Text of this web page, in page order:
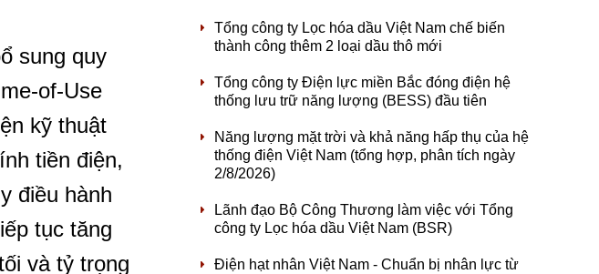
sung quy
of-Use
kỹ thuật
tiền điện,
điều hành
tục tăng
và tỷ trọng
Tổng công ty Lọc hóa dầu Việt Nam chế biến
thành công thêm 2 loại dầu thô mới
Tổng công ty Điện lực miền Bắc đóng điện hệ
thống lưu trữ năng lượng (BESS) đầu tiên
Năng lượng mặt trời và khả năng hấp thụ của hệ
thống điện Việt Nam (tổng hợp, phân tích ngày
2/8/2026)
Lãnh đạo Bộ Công Thương làm việc với Tổng
công ty Lọc hóa dầu Việt Nam (BSR)
Điện hạt nhân Việt Nam - Chuẩn bị nhân lực từ